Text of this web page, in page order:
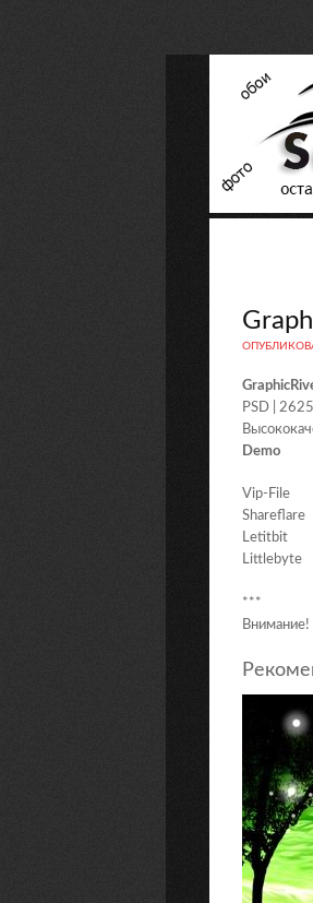
PSD |
Demo
Vip-File
Shareflare
Letitbit
Littlebyte
***
Внимание!